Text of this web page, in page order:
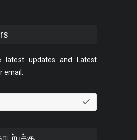
latest updates and Latest
email.